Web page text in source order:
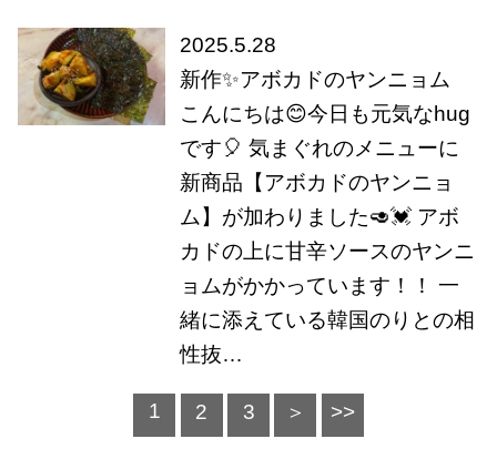
2025.5.28
新作✨アボカドのヤンニョム
こんにちは😊今日も元気なhug
です🎈 気まぐれのメニューに
新商品【アボカドのヤンニョ
ム】が加わりました🥑💓 アボ
カドの上に甘辛ソースのヤンニ
ョムがかかっています！！ 一
緒に添えている韓国のりとの相
性抜…
1 2 3 ＞ >>